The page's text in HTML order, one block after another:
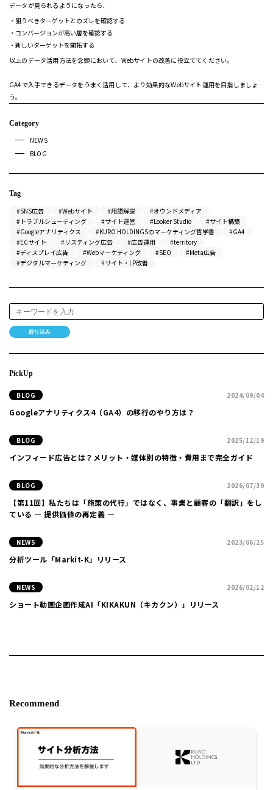
Category
NEWS
BLOG
Tag
SNS広告 Webサイト 用語解説
オウンドメディア
トラブルシューティング
サイト運営 Looker Studio
サイト構築
Googleアナリティクス
KURO HOLDINGSのマーケティング哲学書
GA4
ECサイト
リスティング広告 広告運用
territory
ディスプレイ広告
Webマーケティング SEO
Meta広告
デジタルマーケティング
サイト・LP改善
絞り込み
PickUp
BLOG 2024/09/04
Googleアナリティクス4（GA4）の移行のやり方は？
BLOG 2025/12/19
インフィード広告とは？メリット・媒体別の特徴・費用まで完全ガイド
BLOG 2026/07/30
【第11回】私たちは「施策の代行」ではなく、事業と顧客の「翻訳」をし
ている ― 提供価値の再定義 ―
NEWS 2023/06/25
分析ツール「Markit-K」リリース
NEWS 2026/02/12
ショート動画企画作成AI「KIKAKUN（キカクン）」リリース
データが見られるようになったら、
狙うべきターゲットとのズレを確認する
コンバージョンが高い層を確認する
新しいターゲットを開拓する
以上のデータ活用方法を念頭において、Webサイトの改善に役立ててください。
GA4で入手できるデータをうまく活用して、より効果的なWebサイト運用を目指しましょ
う。
Recommend